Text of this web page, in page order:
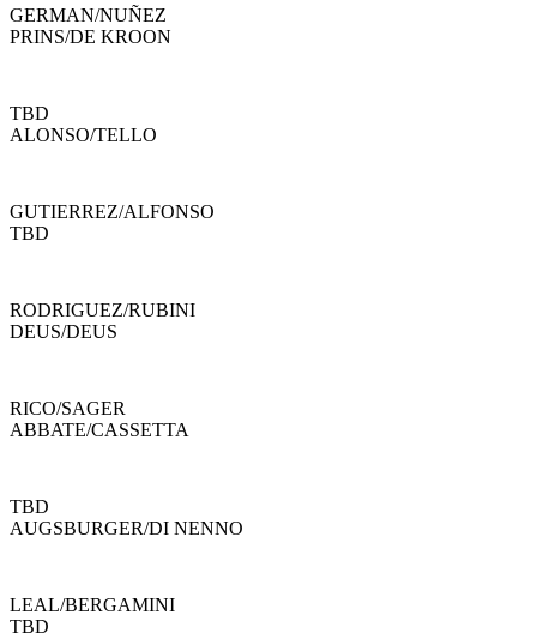
GERMAN/NUÑEZ
PRINS/DE KROON
TBD
ALONSO/TELLO
GUTIERREZ/ALFONSO
TBD
RODRIGUEZ/RUBINI
DEUS/DEUS
RICO/SAGER
ABBATE/CASSETTA
TBD
AUGSBURGER/DI NENNO
LEAL/BERGAMINI
TBD